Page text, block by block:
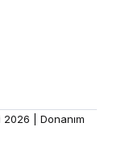
2026 | Donanım